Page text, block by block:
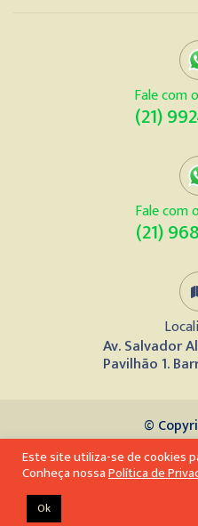
Fale com
(21)
Fale com
(21)
Av. Salvador
Pavilhão 1.
©
Desenvolvido
Este site utiliza-se de cookies
Conheça nossaPolítica de
Ok